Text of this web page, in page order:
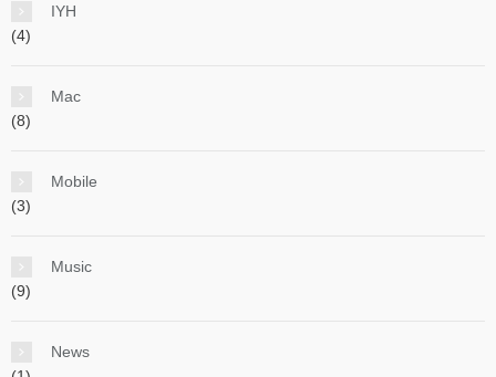
IYH
(4)
Mac
(8)
Mobile
(3)
Music
(9)
News